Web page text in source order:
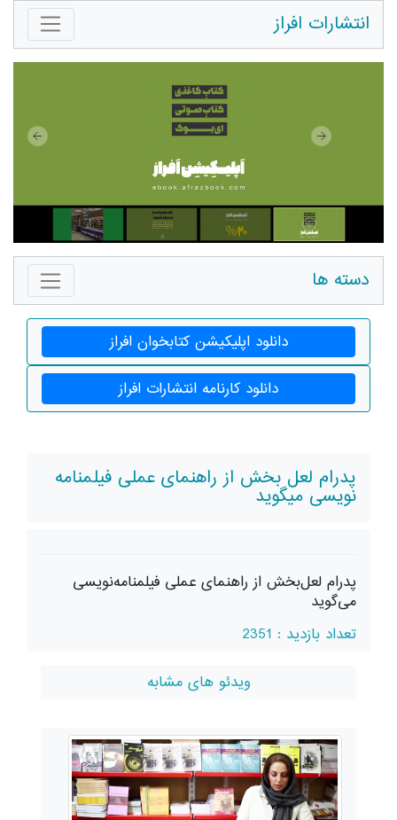
انتشارات افراز
دسته ها
دانلود اپلیکیشن کتابخوان افراز
دانلود کارنامه انتشارات افراز
پدرام لعل بخش از راهنمای عملی فیلمنامه
نویسی میگوید
پدرام لعل‌بخش از راهنمای عملی فیلمنامه‌نویسی
می‌گوید
تعداد بازدید : 2351
ویدئو های مشابه